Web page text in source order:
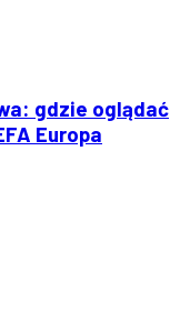
gdzie oglądać
Europa